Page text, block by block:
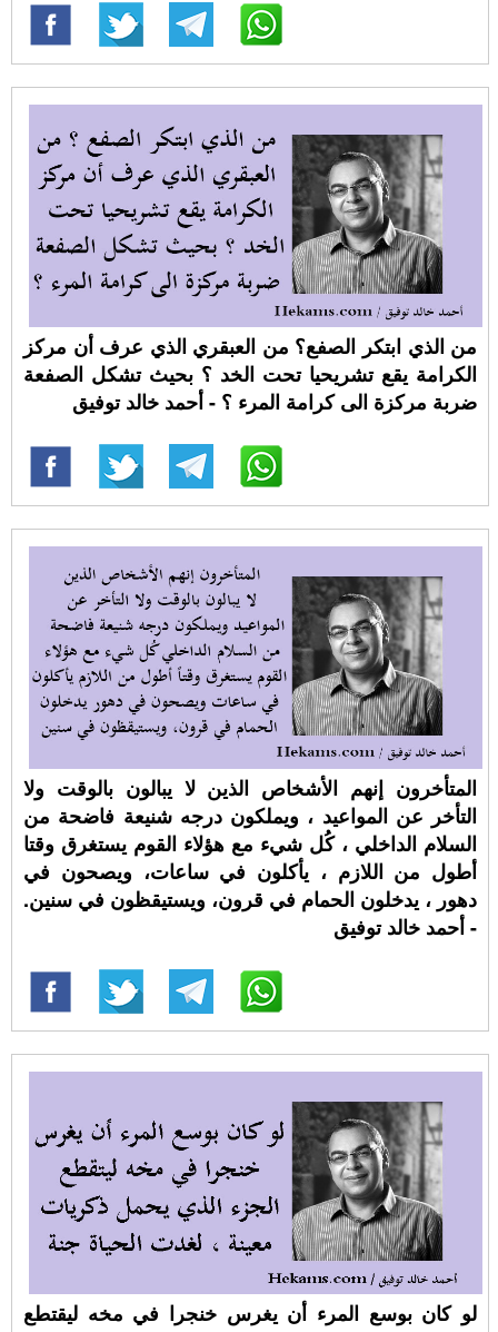
‏من الذي ابتكر الصفع؟ من العبقري الذي عرف أن مركز
الكرامة يقع تشريحيا تحت الخد ؟ بحيث تشكل الصفعة
ضربة مركزة الى كرامة المرء ؟ - أحمد خالد توفيق
المتأخرون إنهم الأشخاص الذين لا يبالون بالوقت ولا
التأخر عن المواعيد ، ويملكون درجه شنيعة فاضحة من
السلام الداخلي ، كُل شيء مع هؤلاء القوم يستغرق وقتا
أطول من اللازم ، يأكلون في ساعات، ويصحون في
دهور ، يدخلون الحمام في قرون، ويستيقظون في سنين.
- أحمد خالد توفيق
لو كان بوسع المرء أن يغرس خنجرا في مخه ليقتطع